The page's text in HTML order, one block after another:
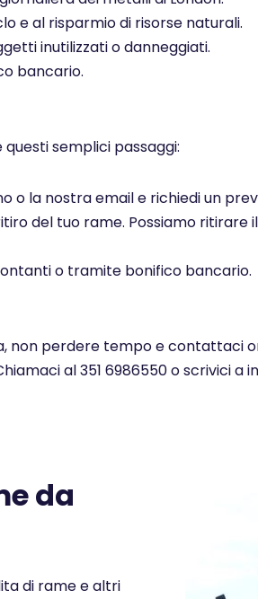
e al risparmio di risorse naturali.
inutilizzati o danneggiati.
bancario.
semplici passaggi:
la nostra email e richiedi un
del tuo rame. Possiamo ritirare
o tramite bonifico bancario.
non perdere tempo e contattaci
al 351 6986550 o scrivici
da
di rame e altri